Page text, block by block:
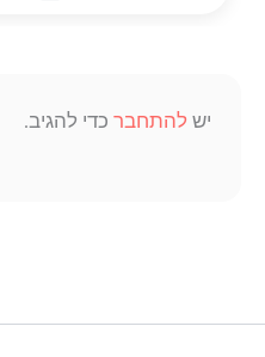
יש להתחבר כדי להגיב.